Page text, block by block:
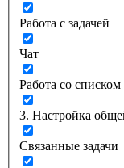
Работа с задачей
Чат
Работа со списком
3. Настройка
Связанные задачи